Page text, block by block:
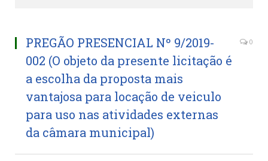
PREGÃO PRESENCIAL Nº 9/2019-
002 (O objeto da presente licitação é
a escolha da proposta mais
vantajosa para locação de veiculo
para uso nas atividades externas
da câmara municipal)
0